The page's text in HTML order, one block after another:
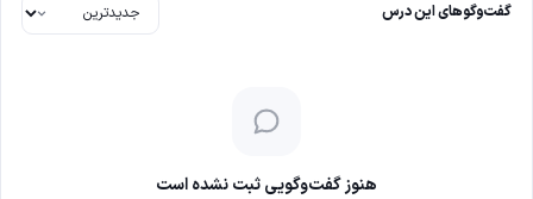
گفت‌وگوهای این درس
هنوز گفت‌وگویی ثبت نشده است